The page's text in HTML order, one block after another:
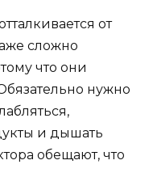
от
сложно
что они
нужно
и дышать
обещают, что